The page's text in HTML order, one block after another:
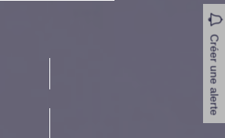
Créer une alerte